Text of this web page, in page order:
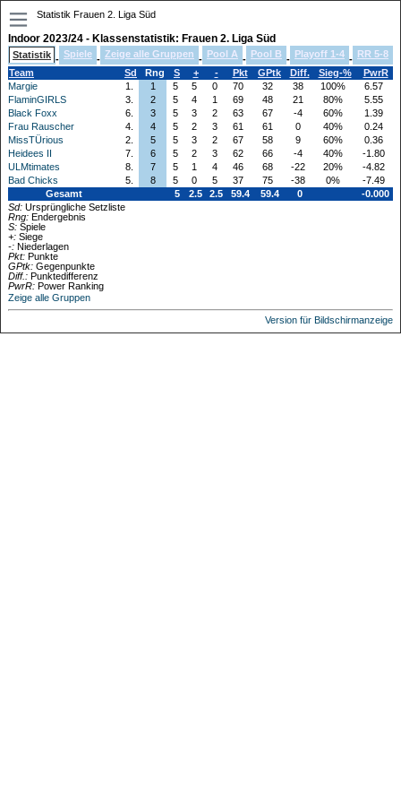
Statistik Frauen 2. Liga Süd
Indoor 2023/24 - Klassenstatistik: Frauen 2. Liga Süd
Statistik - Spiele - Zeige alle Gruppen - Pool A - Pool B - Playoff 1-4 - RR 5-8
Team
Sd Rng S + - Pkt GPtk Diff. Sieg-%
PwrR
Margie
1. 1 5 5 0 70 32 38 100%
6.57
FlaminGIRLS
3. 2 5 4 1 69 48 21 80%
5.55
Black Foxx
6. 3 5 3 2 63 67 -4 60%
1.39
Frau Rauscher
4. 4 5 2 3 61 61 0 40%
0.24
MissTÜrious
2. 5 5 3 2 67 58 9 60%
0.36
Heidees II
7. 6 5 2 3 62 66 -4 40%
-1.80
ULMtimates
8. 7 5 1 4 46 68 -22 20%
-4.82
Bad Chicks
5. 8 5 0 5 37 75 -38 0%
-7.49
Gesamt
5 2.5 2.5 59.4 59.4 0
-0.000
Sd: Ursprüngliche Setzliste
Rng: Endergebnis
S: Spiele
+: Siege
-: Niederlagen
Pkt: Punkte
GPtk: Gegenpunkte
Diff.: Punktedifferenz
PwrR: Power Ranking
Zeige alle Gruppen
Version für Bildschirmanzeige